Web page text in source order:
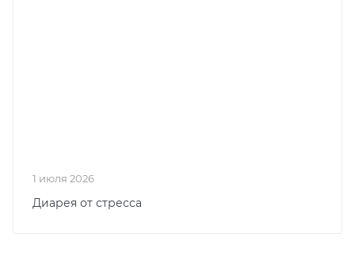
1 июля 2026
Диарея от стресса